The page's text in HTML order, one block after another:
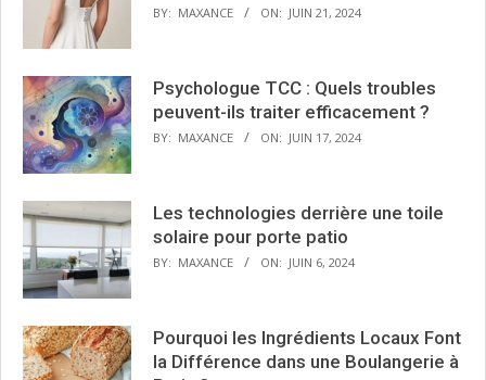
BY: MAXANCE ON: JUIN 21, 2024
Psychologue TCC : Quels troubles
peuvent-ils traiter efficacement ?
BY: MAXANCE ON: JUIN 17, 2024
Les technologies derrière une toile
solaire pour porte patio
BY: MAXANCE ON: JUIN 6, 2024
Pourquoi les Ingrédients Locaux Font
la Différence dans une Boulangerie à